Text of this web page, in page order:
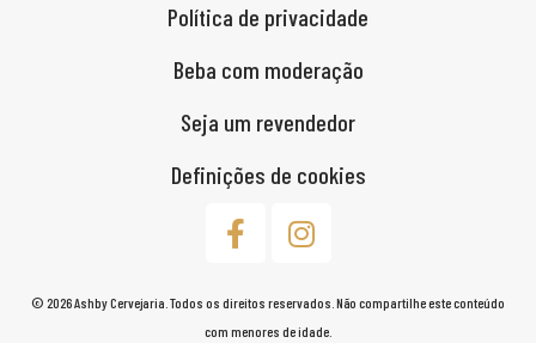
Política de privacidade
Beba com moderação
Seja um revendedor
Definições de cookies
© 2026 Ashby Cervejaria. Todos os direitos reservados. Não compartilhe este conteúdo
com menores de idade.